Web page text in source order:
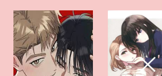
Chapter 9 22/05/2026
Chapter 7 22/05/2026